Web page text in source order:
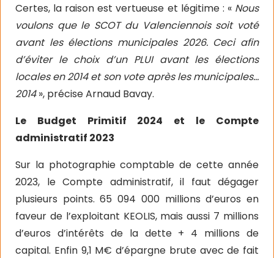
Certes, la raison est vertueuse et légitime : « Nous
voulons que le SCOT du Valenciennois soit voté
avant les élections municipales 2026. Ceci afin
d’éviter le choix d’un PLUI avant les élections
locales en 2014 et son vote après les municipales…
2014», précise Arnaud Bavay.
Le Budget Primitif 2024 et le Compte
administratif 2023
Sur la photographie comptable de cette année
2023, le Compte administratif, il faut dégager
plusieurs points. 65 094 000 millions d’euros en
faveur de l’exploitant KEOLIS, mais aussi 7 millions
d’euros d’intérêts de la dette + 4 millions de
capital. Enfin 9,1 M€ d’épargne brute avec de fait